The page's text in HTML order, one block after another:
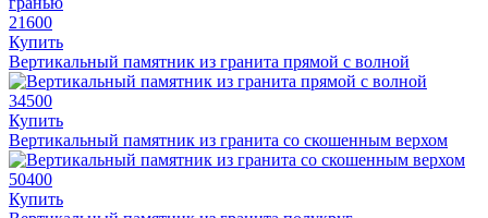
21600
Купить
Вертикальный памятник из гранита прямой с волной
34500
Купить
Вертикальный памятник из гранита со скошенным верхом
50400
Купить